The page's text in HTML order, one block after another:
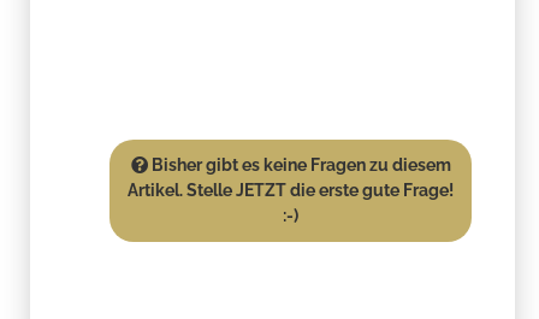
Bisher gibt es keine Fragen zu diesem
Artikel. Stelle JETZT die erste gute Frage!
:-)